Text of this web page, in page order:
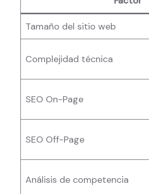
Tamaño del sitio web
Complejidad técnica
SEO On-Page
SEO Off-Page
Análisis de competencia